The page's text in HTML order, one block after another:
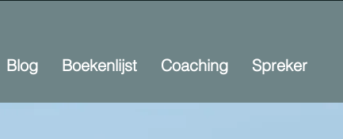
Blog Boekenlijst Coaching Spreker